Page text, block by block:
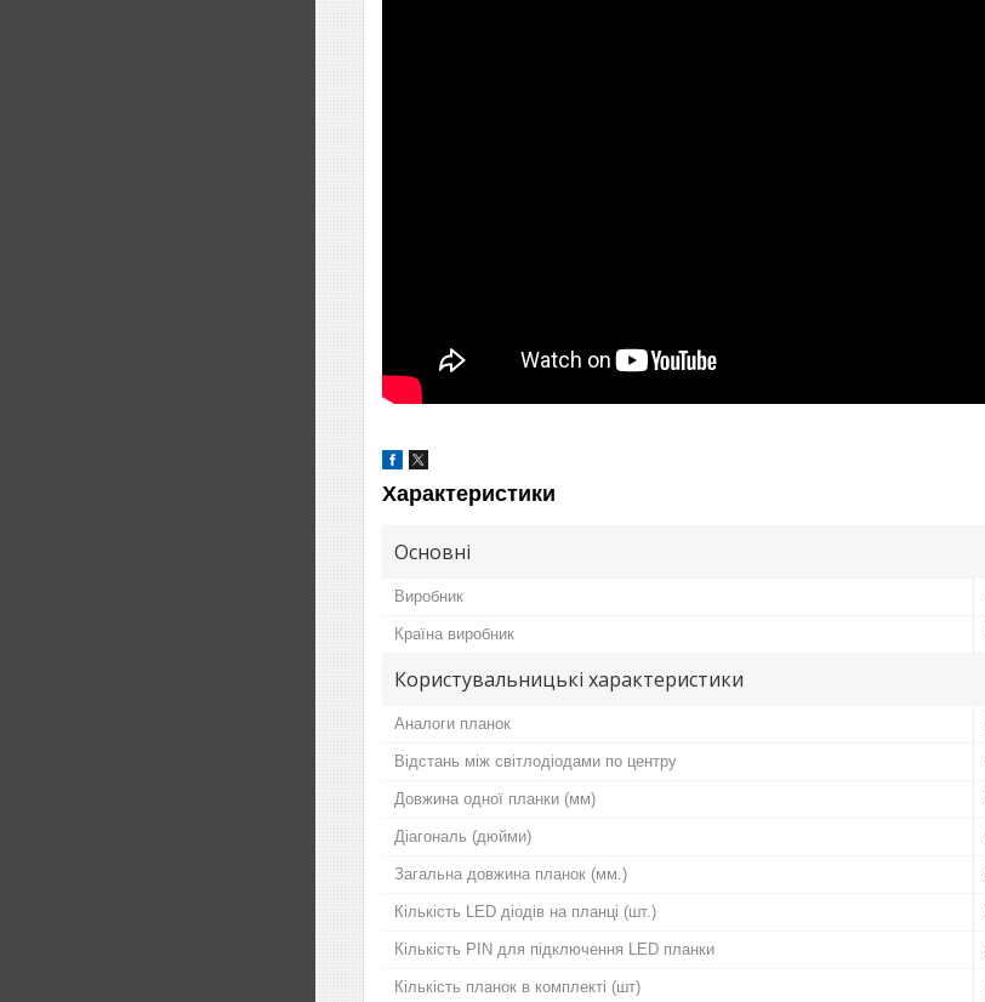
Характеристики
Основні
Виробник
Країна виробник
Користувальницькі характеристики
Аналоги планок
Відстань між світлодіодами по центру
Довжина одної планки (мм)
Діагональ (дюйми)
Загальна довжина планок (мм.)
Кількість LED діодів на планці (шт.)
Кількість PIN для підключення LED планки
Кількість планок в комплекті (шт)